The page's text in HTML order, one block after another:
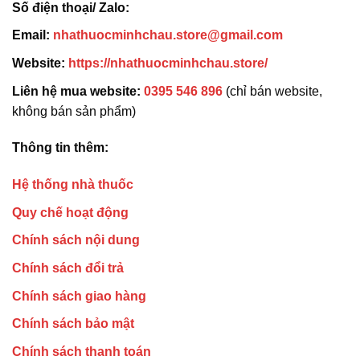
Số điện thoại/ Zalo:
Email: nhathuocminhchau.store@gmail.com
Website: https://nhathuocminhchau.store/
Liên hệ mua website: 0395 546 896 (chỉ bán website,
không bán sản phẩm)
Thông tin thêm:
Hệ thống nhà thuốc
Quy chế hoạt động
Chính sách nội dung
Chính sách đổi trả
Chính sách giao hàng
Chính sách bảo mật
Chính sách thanh toán